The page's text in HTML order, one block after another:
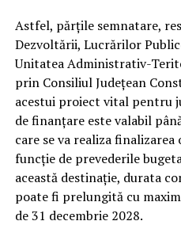
Astfel, părțile semnatare,
Dezvoltării, Lucrărilor
Unitatea Administrativ-
prin Consiliul Județean
acestui proiect vital pentru
de finanțare este valabil
care se va realiza
funcție de prevederile
această destinație, durata
poate fi prelungită cu
de 31 decembrie 2028.